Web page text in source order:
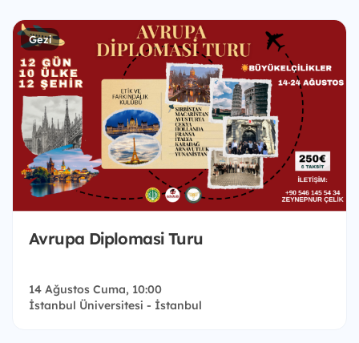
Gezi
Avrupa Diplomasi Turu
14 Ağustos Cuma, 10:00
İstanbul Üniversitesi - İstanbul